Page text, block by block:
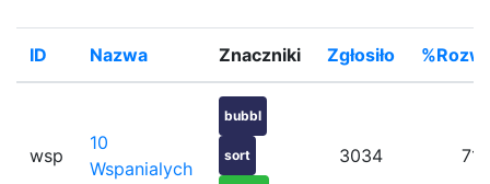
ID Nazwa Znaczniki Zgłosiło
wsp
10
Wspanialych
bubbl
sort 3034